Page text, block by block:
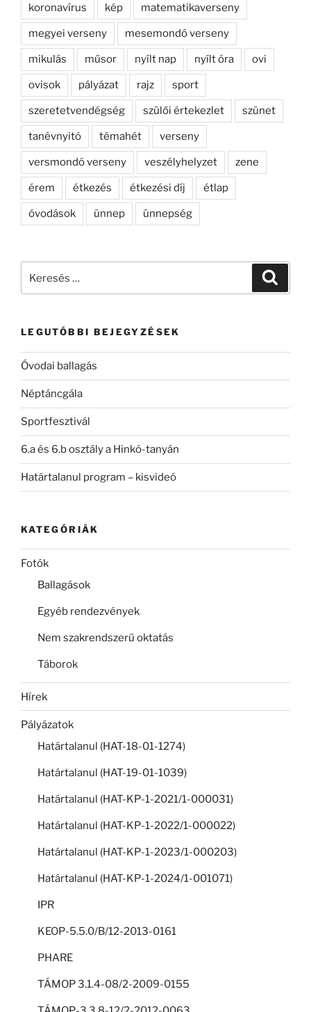
koronavírus kép matematikaverseny
megyei verseny mesemondó verseny
mikulás műsor nyílt nap nyílt óra ovi
ovisok pályázat rajz sport
szeretetvendégség szülői értekezlet szünet
tanévnyitó témahét verseny
versmondó verseny veszélyhelyzet zene
érem étkezés étkezési díj étlap
óvodások ünnep ünnepség
LEGUTÓBBI BEJEGYZÉSEK
Óvodai ballagás
Néptáncgála
Sportfesztivál
6.a és 6.b osztály a Hinkó-tanyán
Határtalanul program – kisvideó
KATEGÓRIÁK
Fotók
Ballagások
Egyéb rendezvények
Nem szakrendszerű oktatás
Táborok
Hírek
Pályázatok
Határtalanul (HAT-18-01-1274)
Határtalanul (HAT-19-01-1039)
Határtalanul (HAT-KP-1-2021/1-000031)
Határtalanul (HAT-KP-1-2022/1-000022)
Határtalanul (HAT-KP-1-2023/1-000203)
Határtalanul (HAT-KP-1-2024/1-001071)
IPR
KEOP-5.5.0/B/12-2013-0161
PHARE
TÁMOP 3.1.4-08/2-2009-0155